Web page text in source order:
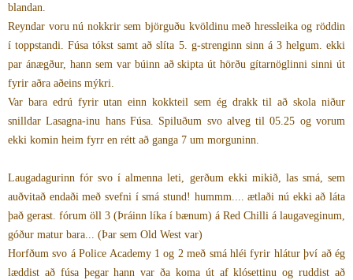
blandan.
Reyndar voru nú nokkrir sem björguðu kvöldinu með hressleika og röddin
í toppstandi. Fúsa tókst samt að slíta 5. g-strenginn sinn á 3 helgum. ekki
par ánægður, hann sem var búinn að skipta út hörðu gítarnöglinni sinni út
fyrir aðra aðeins mýkri.
Var bara edrú fyrir utan einn kokkteil sem ég drakk til að skola niður
snilldar Lasagna-inu hans Fúsa. Spiluðum svo alveg til 05.25 og vorum
ekki komin heim fyrr en rétt að ganga 7 um morguninn.
Laugadagurinn fór svo í almenna leti, gerðum ekki mikið, las smá, sem
auðvitað endaði með svefni í smá stund! hummm.... ætlaði nú ekki að láta
það gerast. fórum öll 3 (Þráinn líka í bænum) á Red Chilli á laugaveginum,
góður matur bara... (Þar sem Old West var)
Horfðum svo á Police Academy 1 og 2 með smá hléi fyrir hlátur því að ég
læddist að fúsa þegar hann var ða koma út af klósettinu og ruddist að